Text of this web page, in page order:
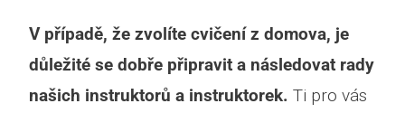
V případě, že zvolíte cvičení z domova, je
důležité se dobře připravit a následovat rady
našich instruktorů a instruktorek. Ti pro vás